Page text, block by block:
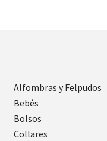
Alfombras y Felpudos
Bebés
Bolsos
Collares